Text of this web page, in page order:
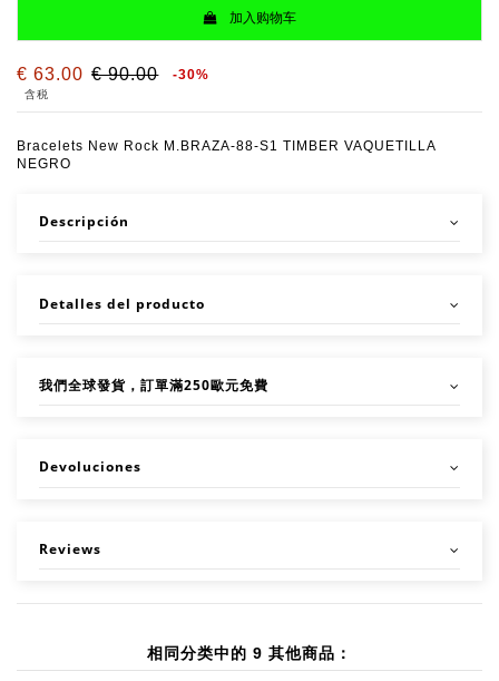
加入购物车
€ 63.00 € 90.00 -30%
含税
Bracelets New Rock M.BRAZA-88-S1 TIMBER VAQUETILLA
NEGRO
Descripción
Detalles del producto
我們全球發貨，訂單滿250歐元免費
Devoluciones
Reviews
相同分类中的 9 其他商品：